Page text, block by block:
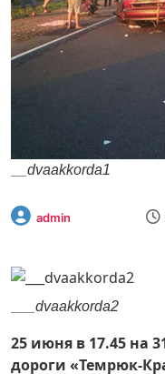
__dvaakkorda1
admin
___dvaakkorda2
25 июня в 17.45 на
дороги «Темрюк-